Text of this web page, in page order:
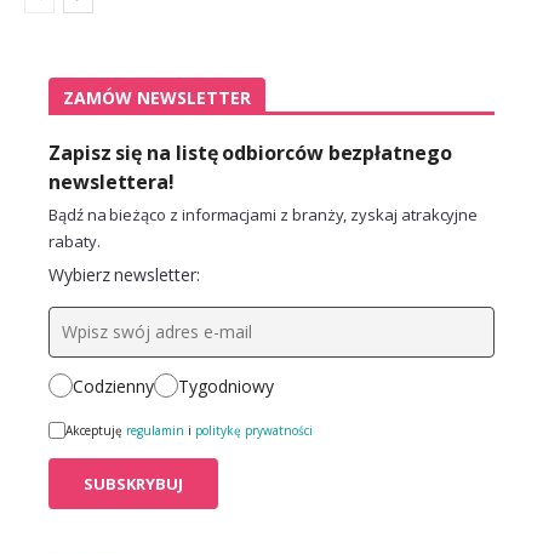
ZAMÓW NEWSLETTER
Zapisz się na listę odbiorców bezpłatnego
newslettera!
Bądź na bieżąco z informacjami z branży, zyskaj atrakcyjne
rabaty.
Wybierz newsletter:
Codzienny Tygodniowy
Akceptuję regulamin i politykę prywatności